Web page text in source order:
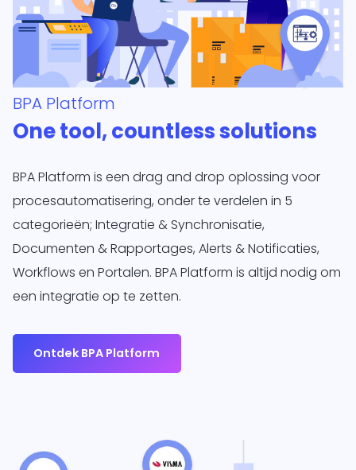
BPA Platform
One tool, countless solutions
BPA Platform is een drag and drop oplossing voor
procesautomatisering, onder te verdelen in 5
categorieën; Integratie & Synchronisatie,
Documenten & Rapportages, Alerts & Notificaties,
Workflows en Portalen. BPA Platform is altijd nodig om
een integratie op te zetten.
Ontdek BPA Platform